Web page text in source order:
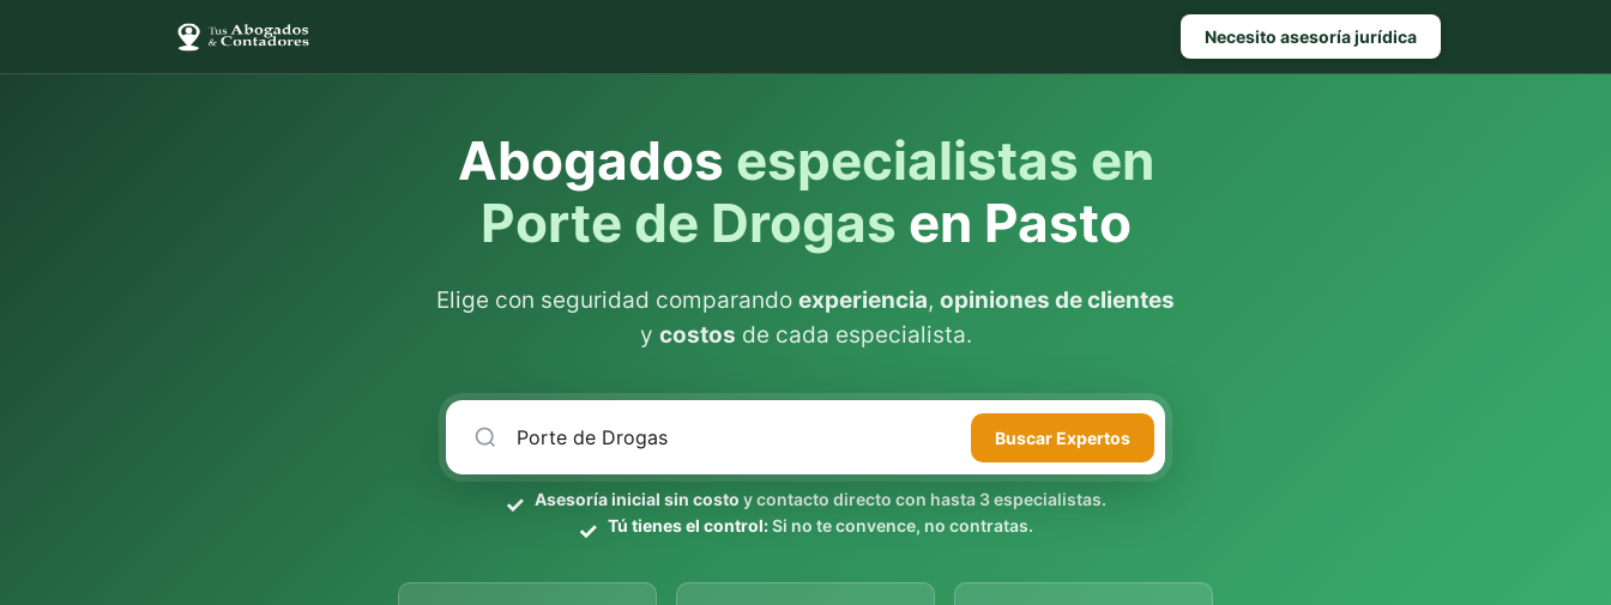
Necesito asesoría jurídica
Abogados especialistas en
Porte de Drogas en Pasto
Elige con seguridad comparando experiencia, opiniones de clientes
y costos de cada especialista.
BuscarExpertos
Asesoría inicial sin costo y contacto directo con hasta 3 especialistas.
Tú tienes el control:Si no te convence, no contratas.